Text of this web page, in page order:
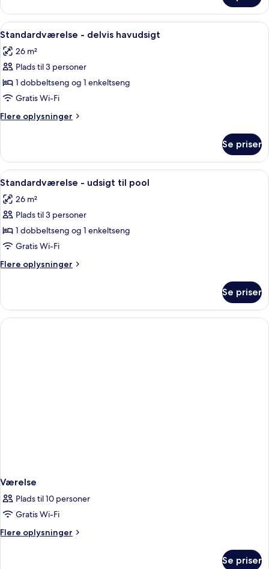
-
soveværelser
Indlæs
alle
billeder
af
Standardværelse
-
delvis
havudsigt
Et hotelværelse med to senge, et
4
Standardværelse - delvis havudsigt
26 m²
Plads til 3 personer
1 dobbeltseng og 1 enkeltseng
Gratis Wi-Fi
Flere oplysninger
Flere
-
delvis
havudsigt
Se priser
Indlæs
alle
billeder
af
Standardværelse
-
udsigt
til
Et hotelværelse med seng,
4
Standardværelse - udsigt til pool
26 m²
Plads til 3 personer
1 dobbeltseng og 1 enkeltseng
Gratis Wi-Fi
Flere oplysninger
Flere
-
udsigt
til
Se priser
Værelse
Plads til 10 personer
Gratis Wi-Fi
Flere oplysninger
Flere
Se priser